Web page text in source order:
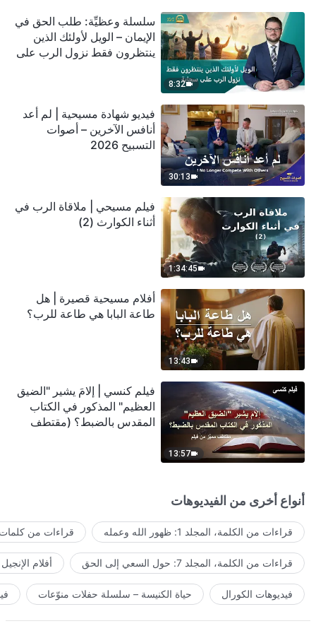
8:32
سلسلة وعظيِّة: طلب الحق في
الإيمان – الويل لأولئك الذين
ينتظرون فقط نزول الرب على
30:13
فيديو شهادة مسيحية | لم أعد
أنافس الآخرين – أصوات
التسبيح 2026
1:34:45
فيلم مسيحي | ملاقاة الرب في
أثناء الكوارث (2)
13:43
أفلام مسيحية قصيرة | هل
طاعة البابا هي طاعة للرب؟
13:57
فيلم كنسي | إلامَ يشير "الضيق
العظيم" المذكور في الكتاب
المقدس بالضبط؟ (مقتطف
أنواع أخرى من الفيديوهات
قراءات من الكلمة، المجلد 1: ظهور الله وعمله قراءات من كلمات
قراءات من الكلمة، المجلد 7: حول السعي إلى الحق أفلام الإنجيل
فيديوهات الكورال حياة الكنيسة – سلسلة حفلات منوّعات